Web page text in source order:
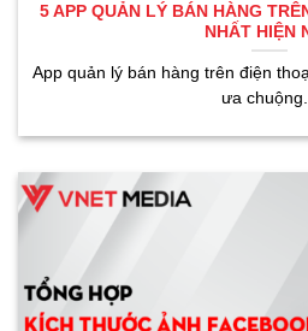
5 APP QUẢN LÝ BÁN HÀNG
NHẤT HIỆN
App quản lý bán hàng trên điện
ưa